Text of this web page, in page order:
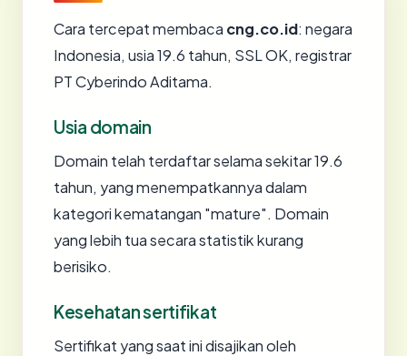
Cara tercepat membaca cng.co.id: negara
Indonesia, usia 19.6 tahun, SSL OK, registrar
PT Cyberindo Aditama.
Usia domain
Domain telah terdaftar selama sekitar 19.6
tahun, yang menempatkannya dalam
kategori kematangan "mature". Domain
yang lebih tua secara statistik kurang
berisiko.
Kesehatan sertifikat
Sertifikat yang saat ini disajikan oleh